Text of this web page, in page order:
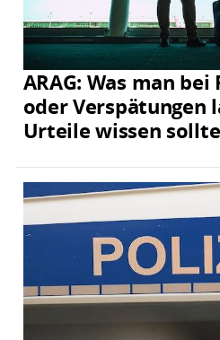
ARAG: Was man
oder Verspätungen
Urteile wissen sollte